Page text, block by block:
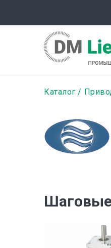
содержанию
Строка
Каталог
Шаговые